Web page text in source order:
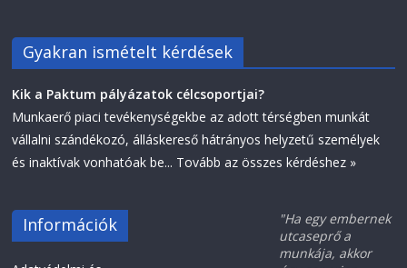
Gyakran ismételt kérdések
Kik a Paktum pályázatok célcsoportjai?
Munkaerő piaci tevékenységekbe az adott térségben munkát
vállalni szándékozó, álláskereső hátrányos helyzetű személyek
és inaktívak vonhatóak be... Tovább az összes kérdéshez »
Információk
"Ha egy embernek
utcaseprő a
munkája, akkor